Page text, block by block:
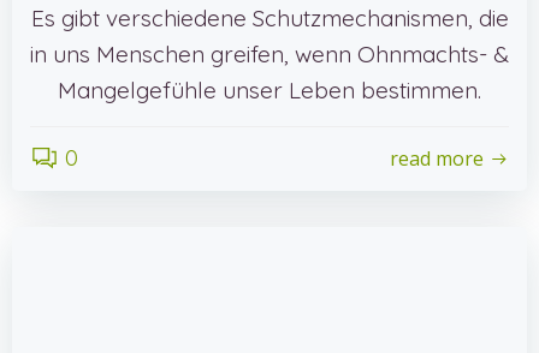
Es gibt verschiedene Schutzmechanismen, die
in uns Menschen greifen, wenn Ohnmachts- &
Mangelgefühle unser Leben bestimmen.
0 read more